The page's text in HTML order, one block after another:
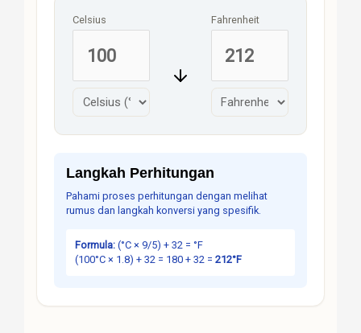
Celsius Fahrenheit
Langkah Perhitungan
Pahami proses perhitungan dengan melihat
rumus dan langkah konversi yang spesifik.
Formula:(°C × 9/5) + 32 = °F
(100°C × 1.8) + 32 = 180 + 32 = 212°F